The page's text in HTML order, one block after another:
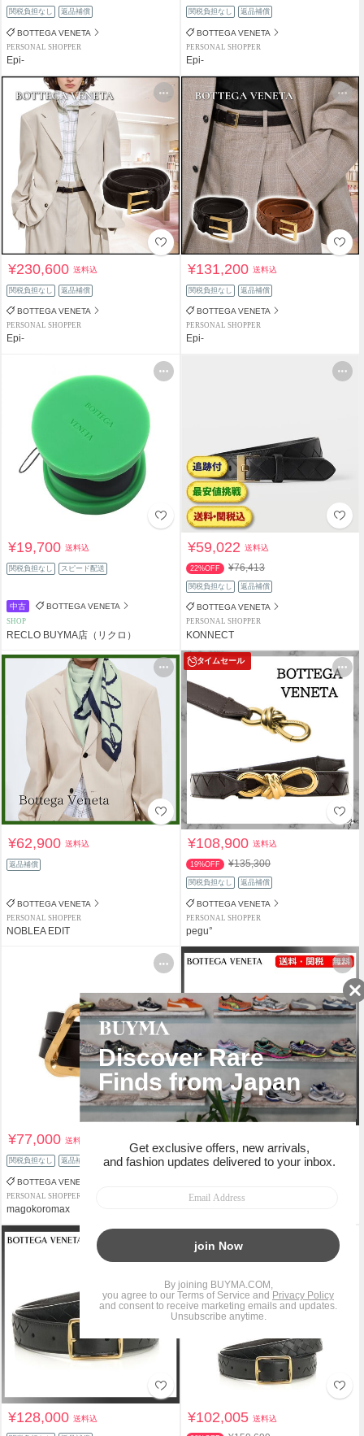
関税負担なし 返品補償
BOTTEGA VENETA
PERSONAL SHOPPER
Epi-
関税負担なし 返品補償
BOTTEGA VENETA
PERSONAL SHOPPER
Epi-
¥230,600送料込
関税負担なし 返品補償
BOTTEGA VENETA
PERSONAL SHOPPER
Epi-
¥131,200送料込
関税負担なし 返品補償
BOTTEGA VENETA
PERSONAL SHOPPER
Epi-
¥19,700送料込
関税負担なし スピード配送
中古 BOTTEGA VENETA
SHOP
RECLO BUYMA店（リクロ）
¥59,022送料込
22%OFF ¥76,413
関税負担なし 返品補償
BOTTEGA VENETA
PERSONAL SHOPPER
KONNECT
¥62,900送料込
返品補償
BOTTEGA VENETA
PERSONAL SHOPPER
NOBLEA EDIT
タイムセール
¥108,900送料込
19%OFF ¥135,300
関税負担なし 返品補償
BOTTEGA VENETA
PERSONAL SHOPPER
pegu°
¥77,000送料込
関税負担なし 返品補償
BOTTEGA VENETA
PERSONAL SHOPPER
magokoromax
¥100,700
関税負担なし 返品補償
PERSONAL SHOPPER
¥128,000送料込 ¥102,005送料込